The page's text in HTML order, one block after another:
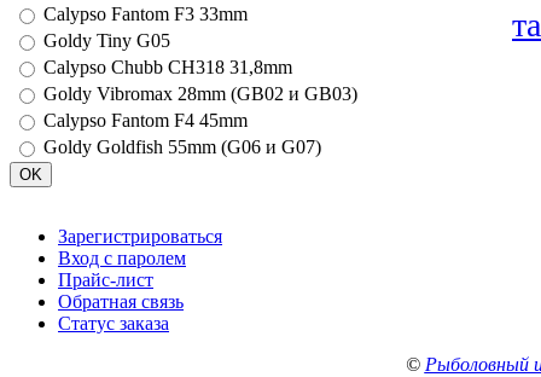
Calypso Fantom F3 33mm
Goldy Tiny G05
Calypso Chubb CH318 31,8mm
Goldy Vibromax 28mm (GB02 и GB03)
Calypso Fantom F4 45mm
Goldy Goldfish 55mm (G06 и G07)
Зарегистрироваться
Вход с паролем
Прайс-лист
Обратная связь
Статус заказа
© Рыболовный